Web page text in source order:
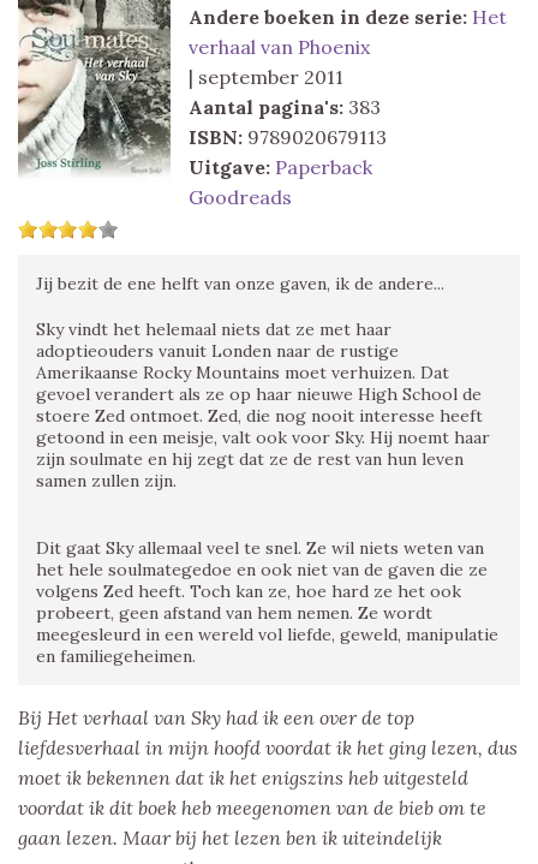
Andere boeken in deze serie: Het
verhaal van Phoenix
| september 2011
Aantal pagina's: 383
ISBN: 9789020679113
Uitgave: Paperback
Goodreads
Jij bezit de ene helft van onze gaven, ik de andere...
Sky vindt het helemaal niets dat ze met haar
adoptieouders vanuit Londen naar de rustige
Amerikaanse Rocky Mountains moet verhuizen. Dat
gevoel verandert als ze op haar nieuwe High School de
stoere Zed ontmoet. Zed, die nog nooit interesse heeft
getoond in een meisje, valt ook voor Sky. Hij noemt haar
zijn soulmate en hij zegt dat ze de rest van hun leven
samen zullen zijn.
Dit gaat Sky allemaal veel te snel. Ze wil niets weten van
het hele soulmategedoe en ook niet van de gaven die ze
volgens Zed heeft. Toch kan ze, hoe hard ze het ook
probeert, geen afstand van hem nemen. Ze wordt
meegesleurd in een wereld vol liefde, geweld, manipulatie
en familiegeheimen.
Bij Het verhaal van Sky had ik een over de top
liefdesverhaal in mijn hoofd voordat ik het ging lezen, dus
moet ik bekennen dat ik het enigszins heb uitgesteld
voordat ik dit boek heb meegenomen van de bieb om te
gaan lezen. Maar bij het lezen ben ik uiteindelijk